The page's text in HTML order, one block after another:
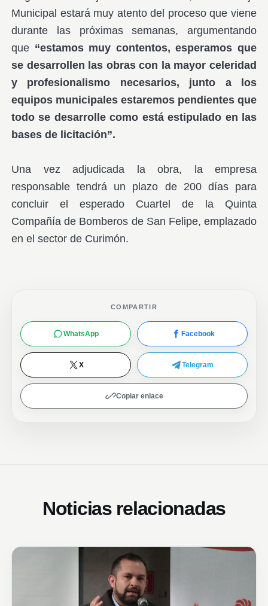
Municipal estará muy atento del proceso que viene
durante las próximas semanas, argumentando
que “estamos muy contentos, esperamos que
se desarrollen las obras con la mayor celeridad
y profesionalismo necesarios, junto a los
equipos municipales estaremos pendientes que
todo se desarrolle como está estipulado en las
bases de licitación”.
Una vez adjudicada la obra, la empresa
responsable tendrá un plazo de 200 días para
concluir el esperado Cuartel de la Quinta
Compañía de Bomberos de San Felipe, emplazado
en el sector de Curimón.
COMPARTIR
WhatsApp Facebook
X Telegram
Copiar enlace
Noticias relacionadas